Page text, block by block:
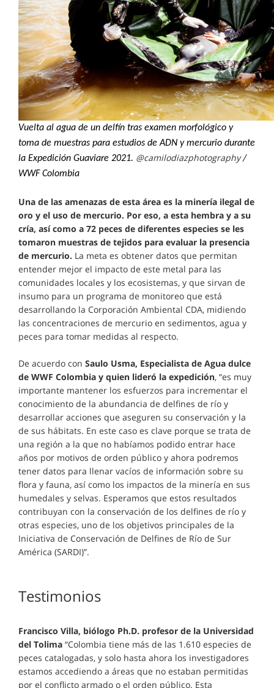
Vuelta al agua de un delfín tras examen morfológico y
toma de muestras para estudios de ADN y mercurio durante
la Expedición Guaviare 2021. @camilodiazphotography ​/
WWF Colombia
Una de las amenazas de esta área es la minería ilegal de
oro y el uso de mercurio. Por eso, a esta hembra y a su
cría, así como a 72 peces de diferentes especies se les
tomaron muestras de tejidos para evaluar la presencia
de mercurio. La meta es obtener datos que permitan
entender mejor el impacto de este metal para las
comunidades locales y los ecosistemas, y que sirvan de
insumo para un programa de monitoreo que está
desarrollando la Corporación Ambiental CDA, midiendo
las concentraciones de mercurio en sedimentos, agua y
peces para tomar medidas al respecto.
De acuerdo con Saulo Usma, Especialista de Agua dulce
de WWF Colombia y quien lideró la expedición, “es muy
importante mantener los esfuerzos para incrementar el
conocimiento de la abundancia de delfines de río y
desarrollar acciones que aseguren su conservación y la
de sus hábitats. En este caso es clave porque se trata de
una región a la que no habíamos podido entrar hace
años por motivos de orden público y ahora podremos
tener datos para llenar vacíos de información sobre su
flora y fauna, así como los impactos de la minería en sus
humedales y selvas. Esperamos que estos resultados
contribuyan con la conservación de los delfines de río y
otras especies, uno de los objetivos principales de la
Iniciativa de Conservación de Delfines de Río de Sur
América (SARDI)”.
Testimonios
Francisco Villa, biólogo Ph.D. profesor de la Universidad
del Tolima “Colombia tiene más de las 1.610 especies de
peces catalogadas, y solo hasta ahora los investigadores
estamos accediendo a áreas que no estaban permitidas
por el conflicto armado o el orden público. Esta